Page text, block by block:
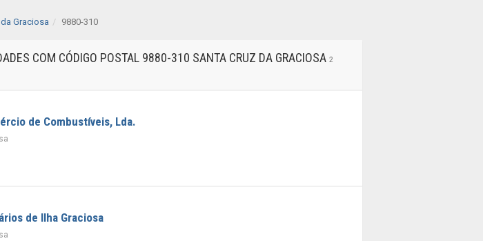
Graciosa 9880-310
COM CÓDIGO POSTAL 9880-310 SANTA CRUZ DA GRACIOSA 2
de Combustíveis, Lda.
de Ilha Graciosa